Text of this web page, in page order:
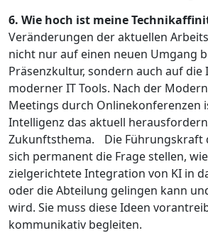
6. Wie hoch ist meine
Veränderungen der aktuellen
nicht nur auf einen neuen Umgang
Präsenzkultur, sondern auch auf
moderner IT Tools. Nach der
Meetings durch Onlinekonferenzen
Intelligenz das aktuell
Zukunftsthema. Die Führungskraft
sich permanent die Frage stellen,
zielgerichtete Integration von KI in
oder die Abteilung gelingen kann
wird. Sie muss diese Ideen
kommunikativ begleiten.